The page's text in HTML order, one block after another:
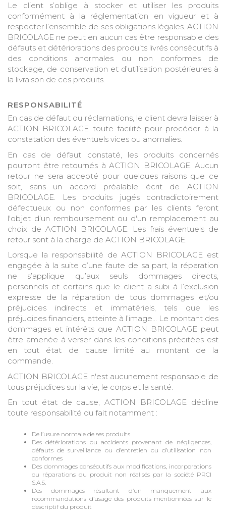
Le client s’oblige à stocker et utiliser les produits
conformément à la réglementation en vigueur et à
respecter l’ensemble de ses obligations légales. ACTION
BRICOLAGE ne peut en aucun cas être responsable des
défauts et détériorations des produits livrés consécutifs à
des conditions anormales ou non conformes de
stockage, de conservation et d’utilisation postérieures à
la livraison de ces produits.
RESPONSABILITÉ
En cas de défaut ou réclamations, le client devra laisser à
ACTION BRICOLAGE toute facilité pour procéder à la
constatation des éventuels vices ou anomalies.
En cas de défaut constaté, les produits concernés
pourront être retournés à ACTION BRICOLAGE. Aucun
retour ne sera accepté pour quelques raisons que ce
soit, sans un accord préalable écrit de ACTION
BRICOLAGE. Les produits jugés contradictoirement
défectueux ou non conformes par les clients feront
l'objet d’un remboursement ou d'un remplacement au
choix de ACTION BRICOLAGE. Les frais éventuels de
retour sont à la charge de ACTION BRICOLAGE.
Lorsque la responsabilité de ACTION BRICOLAGE est
engagée à la suite d’une faute de sa part, la réparation
ne s’applique qu’aux seuls dommages directs,
personnels et certains que le client a subi à l’exclusion
expresse de la réparation de tous dommages et/ou
préjudices indirects et immatériels, tels que les
préjudices financiers, atteinte à l’image… Le montant des
dommages et intérêts que ACTION BRICOLAGE peut
être amenée à verser dans les conditions précitées est
en tout état de cause limité au montant de la
commande.
ACTION BRICOLAGE n'est aucunement responsable de
tous préjudices sur la vie, le corps et la santé.
En tout état de cause, ACTION BRICOLAGE décline
toute responsabilité du fait notamment :
De l’usure normale de ses produits
Des détériorations ou accidents provenant de négligences,
défauts de surveillance ou d’entretien ou d’utilisation non
conformes
Des dommages consécutifs aux modifications, incorporations
ou réparations du produit non réalisés par la société PRCI
S.A.S.
Des dommages résultant d’un manquement aux
recommandations d’usage des produits mentionnées sur le
descriptif du produit